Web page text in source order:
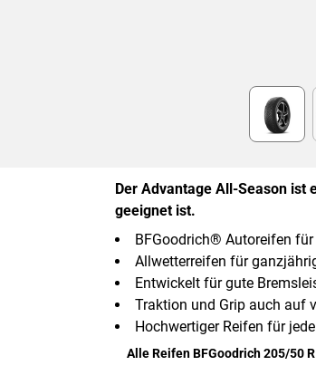
Der Advantage All-Season ist
geeignet ist.
BFGoodrich® Autoreifen
Allwetterreifen für
Entwickelt für gute
Traktion und Grip auch auf
Hochwertiger Reifen für
Alle Reifen BFGoodrich 205/50